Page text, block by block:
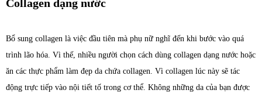
Collagen dạng nước
Bổ sung collagen là việc đầu tiên mà phụ nữ nghĩ đến khi bước vào quá
trình lão hóa. Vì thế, nhiều người chọn cách dùng collagen dạng nước hoặc
ăn các thực phẩm làm đẹp da chứa collagen. Vì collagen lúc này sẽ tác
động trực tiếp vào nội tiết tố trong cơ thể. Không những da của bạn được